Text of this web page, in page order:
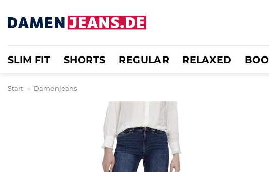
Inhalt
SLIM FIT SHORTS REGULAR RELAXED
Start » Damenjeans